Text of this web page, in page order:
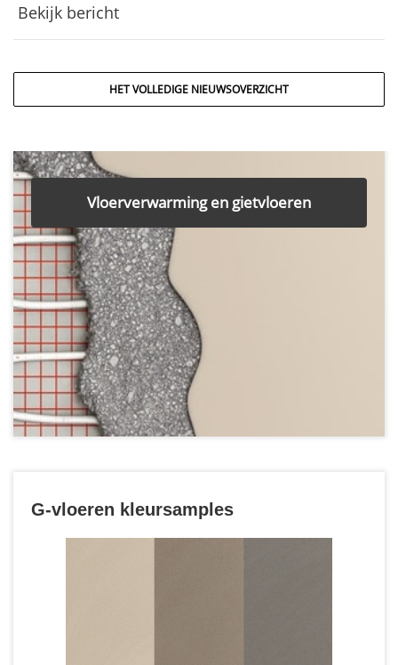
Bekijk bericht
HET VOLLEDIGE NIEUWSOVERZICHT
Vloerverwarming en gietvloeren
G-vloeren kleursamples